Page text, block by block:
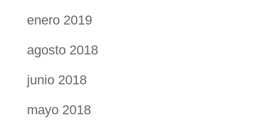
enero 2019
agosto 2018
junio 2018
mayo 2018